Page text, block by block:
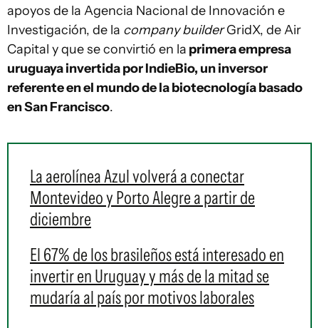
apoyos de la Agencia Nacional de Innovación e
Investigación, de la company builderGridX, de Air
Capital y que se convirtió en la primera empresa
uruguaya invertida por IndieBio, un inversor
referente en el mundo de la biotecnología basado
en San Francisco.
La aerolínea Azul volverá a conectar
Montevideo y Porto Alegre a partir de
diciembre
El 67% de los brasileños está interesado en
invertir en Uruguay y más de la mitad se
mudaría al país por motivos laborales